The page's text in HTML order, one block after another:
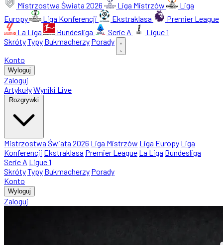
Mistrzostwa Świata 2026 Liga Mistrzów
Liga
Europy
Liga Konferencji Ekstraklasa
Premier League
La Liga
Bundesliga Serie A
Ligue 1
SkrótyTypy Bukmacherzy Porady
Konto
Wyloguj
Zaloguj
ArtykułyWyniki Live
Rozgrywki
Mistrzostwa Świata 2026 Liga Mistrzów Liga Europy Liga
Konferencji Ekstraklasa Premier League La Liga Bundesliga
Serie A Ligue 1
SkrótyTypy Bukmacherzy Porady
Konto
Wyloguj
Zaloguj